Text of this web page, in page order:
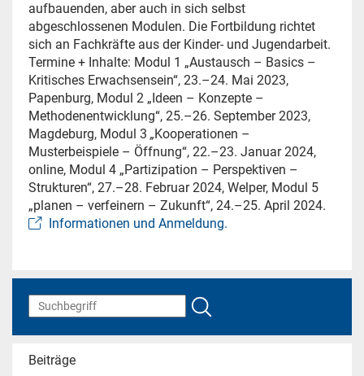
aufbauenden, aber auch in sich selbst
abgeschlossenen Modulen. Die Fortbildung richtet
sich an Fachkräfte aus der Kinder- und Jugendarbeit.
Termine + Inhalte: Modul 1 „Austausch – Basics –
Kritisches Erwachsensein“, 23.–24. Mai 2023,
Papenburg, Modul 2 „Ideen – Konzepte –
Methodenentwicklung“, 25.–26. September 2023,
Magdeburg, Modul 3 „Kooperationen –
Musterbeispiele – Öffnung“, 22.–23. Januar 2024,
online, Modul 4 „Partizipation – Perspektiven –
Strukturen“, 27.–28. Februar 2024, Welper, Modul 5
„planen – verfeinern – Zukunft“, 24.–25. April 2024.
Informationen und Anmeldung.
Beiträge